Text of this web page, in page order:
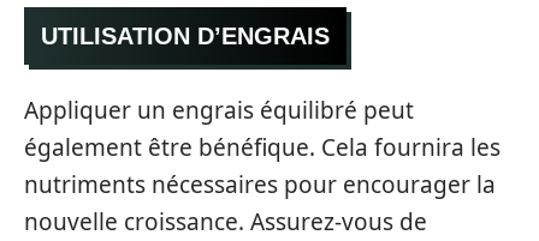
UTILISATION D’ENGRAIS
Appliquer un engrais équilibré peut
également être bénéfique. Cela fournira les
nutriments nécessaires pour encourager la
nouvelle croissance. Assurez-vous de